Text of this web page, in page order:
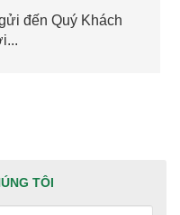
đến Quý Khách
TÔI